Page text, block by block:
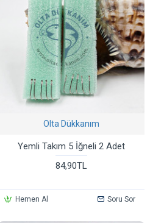
Olta Dükkanım
Yemli Takım 5 İğneli 2 Adet
84,90TL
Hemen Al Soru Sor